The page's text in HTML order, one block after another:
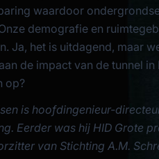
waardoor
demografie en
Ja, het is uitdagend, maar
de impact van de tunnel
op?
is hoofdingenieur-
Eerder was hij HID Grote
van Stichting A.M.